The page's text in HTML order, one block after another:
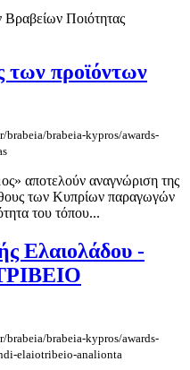
Ποιότητας
των προϊόντων
brabeia-kypros/awards-
αποτελούν αναγνώριση της
των Κυπρίων παραγωγών
του τόπου...
Ελαιολάδου -
brabeia-kypros/awards-
elaiotribeio-analionta